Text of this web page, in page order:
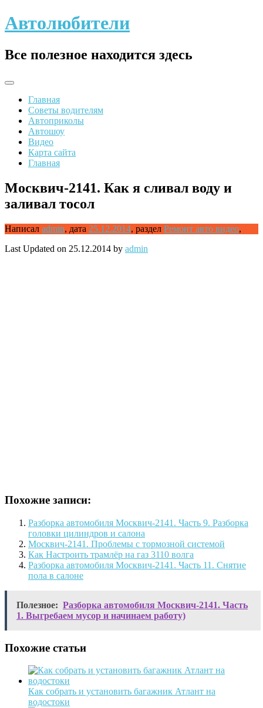
Skip
to
Автолюбители
Все полезное находится здесь
Главная
Советы водителям
Автоприколы
Автошоу
Видео
Карта сайта
Главная
Москвич-2141. Как я сливал воду и
заливал тосол
Написал admin, дата 25.12.2014, раздел Ремонт авто видео,
Last Updated on 25.12.2014 by admin
Похожие записи:
Разборка автомобиля Москвич-2141. Часть 9. Разборка
головки цилиндров и салона
Москвич-2141. Проблемы с тормозной системой
Как Настроить трамлёр на газ 3110 волга
Разборка автомобиля Москвич-2141. Часть 11. Снятие
пола в салоне
Полезное: Разборка автомобиля Москвич-2141. Часть
1. Выгребаем мусор и начинаем работу)
Похожие статьи
Как собрать и установить багажник Атлант на
водостоки